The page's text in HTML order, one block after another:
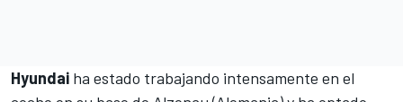
Hyundai ha estado trabajando intensamente en el